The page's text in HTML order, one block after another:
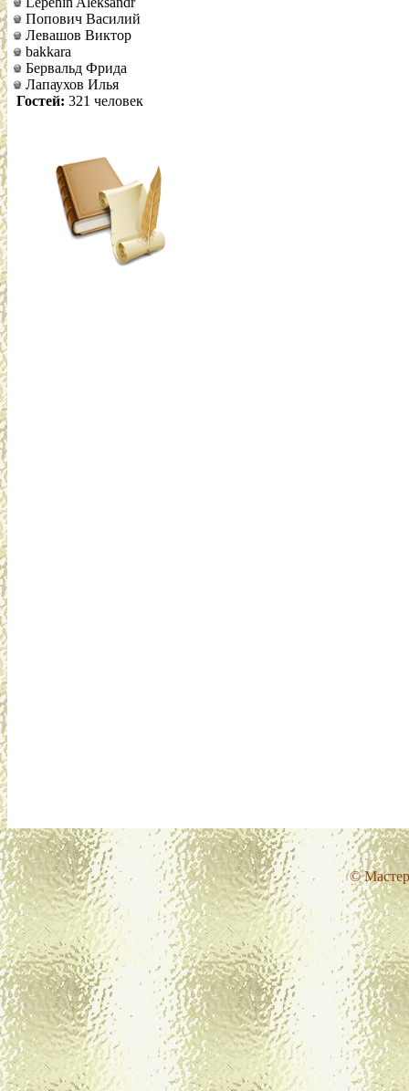
Попович Василий
Левашов Виктор
bakkara
Бервальд Фрида
Лапаухов Илья
Гостей: 321 человек
©